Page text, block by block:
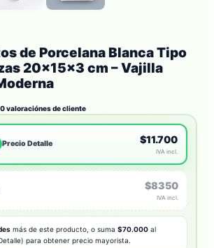
de Porcelana Blanca Tipo
20x15x3 cm – Vajilla
valoraciónes de cliente
Precio Detalle $11.700
IVA incl.
$8350
IVA incl.
más de este producto, o suma$70.000 al
para obtener precio mayorista.